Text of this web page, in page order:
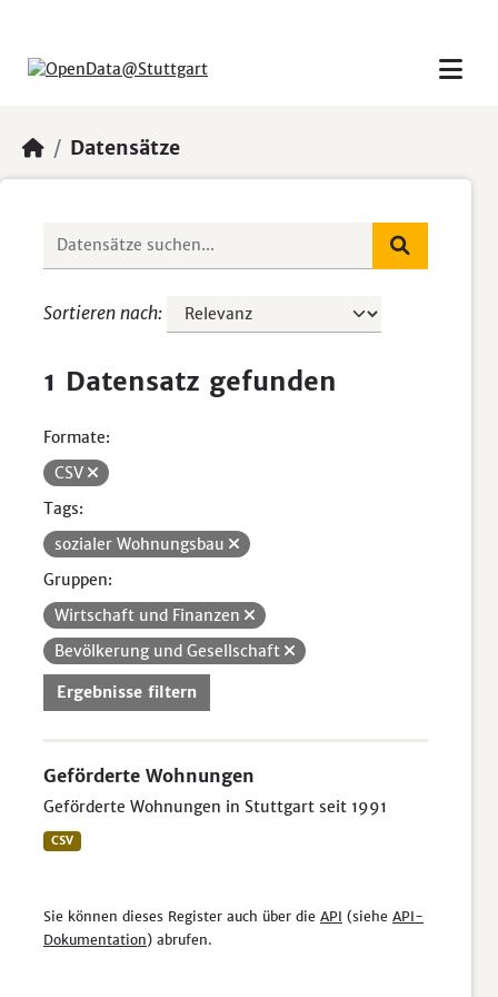
Datensätze
Sortieren nach
1 Datensatz gefunden
Formate:
CSV
Tags:
sozialer Wohnungsbau
Gruppen:
Wirtschaft und Finanzen
Bevölkerung und Gesellschaft
Ergebnisse filtern
Geförderte Wohnungen
Geförderte Wohnungen in Stuttgart seit 1991
CSV
Sie können dieses Register auch über die API (siehe API-
Dokumentation) abrufen.